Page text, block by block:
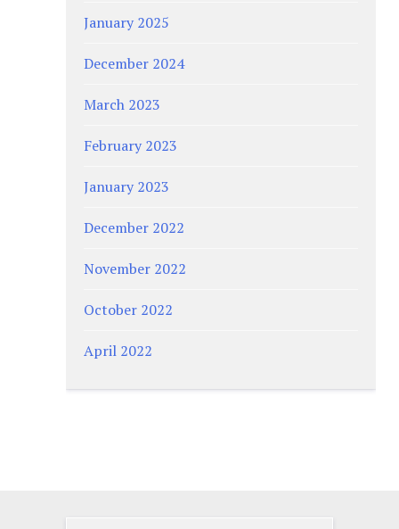
January 2025
December 2024
March 2023
February 2023
January 2023
December 2022
November 2022
October 2022
April 2022